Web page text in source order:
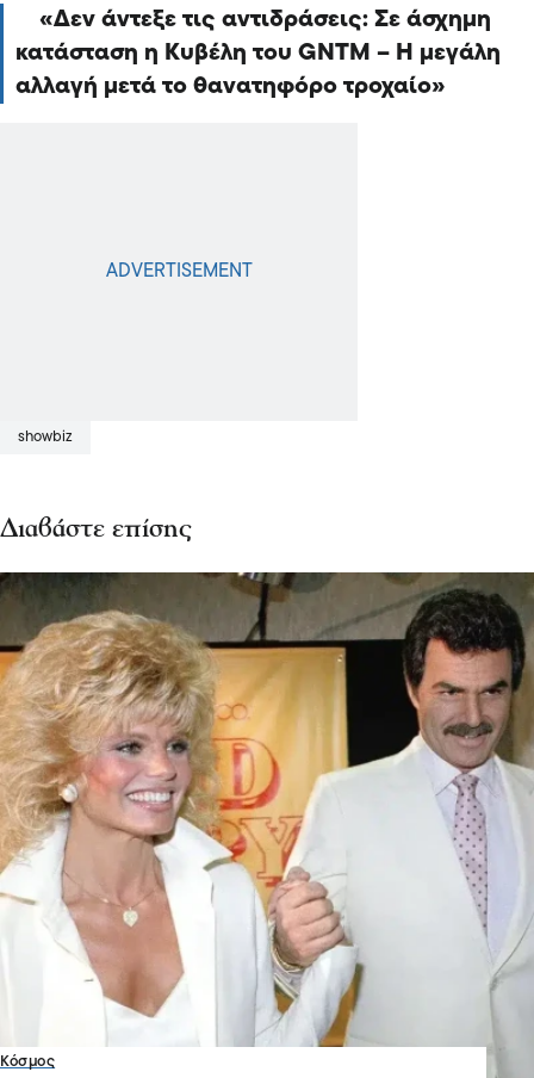
Δεν άντεξε τις αντιδράσεις: Σε άσχημη
κατάσταση η Κυβέλη του GNTM – Η μεγάλη
αλλαγή μετά το θανατηφόρο τροχαίο
showbiz
Διαβάστε επίσης
Κόσμος